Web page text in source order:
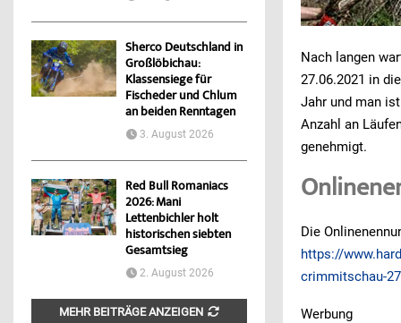
Nach langen
27.06.2021 in
Jahr und man
Anzahl an
genehmigt.
Die
https://
crimmitschau-
Werbung
Sherco Deutschland in
Großlöbichau:
Klassensiege für
Fischeder und Chlum
an beiden Renntagen
3. August 2026
Red Bull Romaniacs
2026: Mani
Lettenbichler holt
historischen siebten
Gesamtsieg
2. August 2026
MEHR BEITRÄGE ANZEIGEN